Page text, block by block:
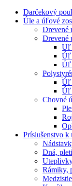
Darčekový
Úle a úľové
Drevené
Drevené
Uľ
Úľ
Úľ
Úľ
Úľ
Chovné
Príslušenstvo
Dná,
Rámiky,